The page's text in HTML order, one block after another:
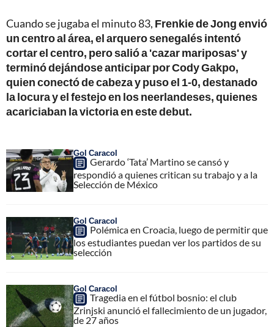
Cuando se jugaba el minuto 83, Frenkie de Jong envió
un centro al área, el arquero senegalés intentó
cortar el centro, pero salió a 'cazar mariposas' y
terminó dejándose anticipar por Cody Gakpo,
quien conectó de cabeza y puso el 1-0, destanado
la locura y el festejo en los neerlandeses, quienes
acariciaban la victoria en este debut.
Gol Caracol
Gerardo ‘Tata’ Martino se cansó y
respondió a quienes critican su trabajo y a la
Selección de México
Gol Caracol
Polémica en Croacia, luego de permitir que
los estudiantes puedan ver los partidos de su
selección
Gol Caracol
Tragedia en el fútbol bosnio: el club
Zrinjski anunció el fallecimiento de un jugador,
de 27 años